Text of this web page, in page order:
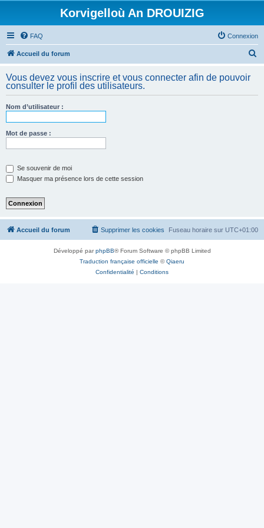
Korvigelloù An DROUIZIG
FAQ Connexion
Accueil du forum
h
Vous devez vous inscrire et vous connecter afin de pouvoir
consulter le profil des utilisateurs.
Nom d’utilisateur :
Mot de passe :
Se souvenir de moi
Masquer ma présence lors de cette session
Accueil du forum Fuseau horaire sur UTC+01:00
Supprimer les cookies
Développé parphpBB® Forum Software © phpBB Limited
Traduction française officielle ©Qiaeru
Confidentialité | Conditions